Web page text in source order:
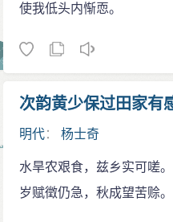
即被释放。
明仁宗即位后，升杨士
远望见杨士奇，于是对两
来了，必定有正直之言，
道：“皇上两日前刚下诏减
万斤，这与前诏相矛盾吧
使我低头内惭恧。
次韵黄少保过田家有
明代：杨士奇
水旱农艰食，兹乡实可嗟
岁赋徵仍急，秋成望苦赊